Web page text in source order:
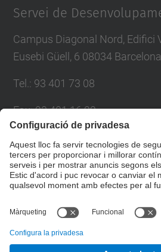
Servei de
Campus Diagonal Nord, Edifici
Eusebi Güell, 6 08034 Barcelona
Tel. : 93 401 73 08
Fax:93 401 16 22
Directori UPC
Formulari de contacte